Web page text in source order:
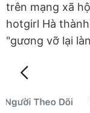
trên mạng xã
hotgirl Hà
"gương vỡ lại